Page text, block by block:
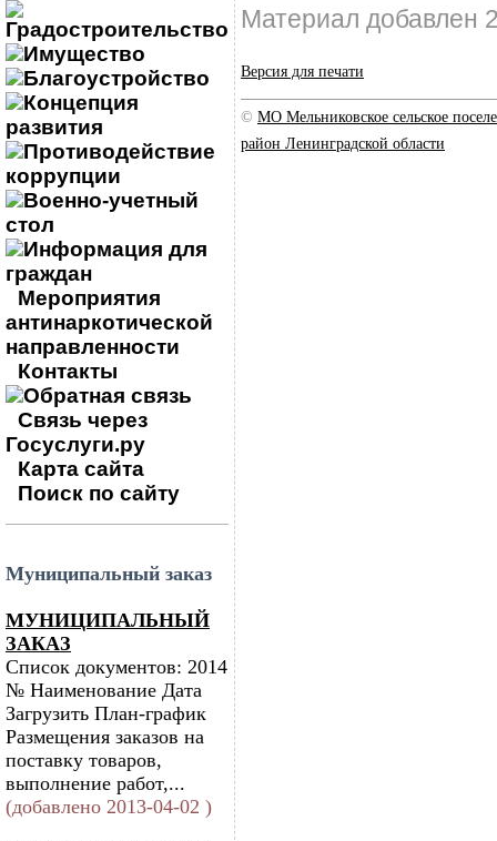
Градостроительство
Имущество
Благоустройство
Концепция
развития
Противодействие
коррупции
Военно-учетный
стол
Информация для
граждан
Мероприятия
антинаркотической
направленности
Контакты
Обратная связь
Связь через
Госуслуги.ру
Карта сайта
Поиск по сайту
Муниципальный заказ
МУНИЦИПАЛЬНЫЙ
ЗАКАЗ
Список документов: 2014
№ Наименование Дата
Загрузить План-график
Размещения заказов на
поставку товаров,
выполнение работ,...
(добавлено 2013-04-02 )
Материал добавлен
Версия для печати
© МО Мельниковское сельское
район Ленинградской области